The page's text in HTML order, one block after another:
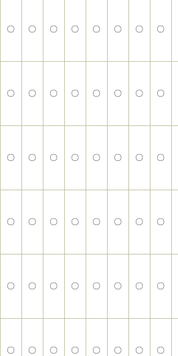
〇 〇 〇 〇 〇 〇 〇 〇
〇 〇 〇 〇 〇 〇 〇 〇
〇 〇 〇 〇 〇 〇 〇 〇
〇 〇 〇 〇 〇 〇 〇 〇
〇 〇 〇 〇 〇 〇 〇 〇
〇 〇 〇 〇 〇 〇 〇 〇